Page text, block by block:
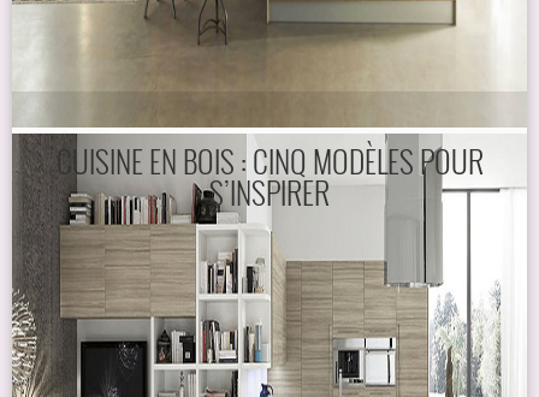
CUISINE EN BOIS : CINQ MODÈLES POUR
S’INSPIRER